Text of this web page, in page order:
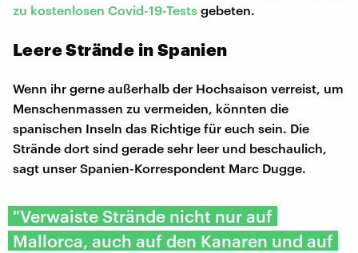
zu kostenlosen Covid-19-Tests gebeten.
Leere Strände in Spanien
Wenn ihr gerne außerhalb der Hochsaison verreist, um
Menschenmassen zu vermeiden, könnten die
spanischen Inseln das Richtige für euch sein. Die
Strände dort sind gerade sehr leer und beschaulich,
sagt unser Spanien-Korrespondent Marc Dugge.
"Verwaiste Strände nicht nur auf
Mallorca, auch auf den Kanaren und auf